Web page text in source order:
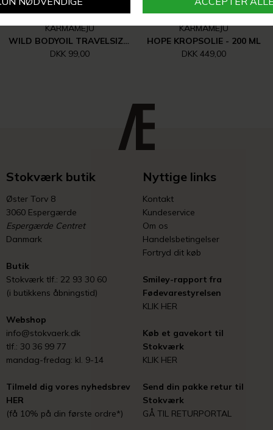
KARMAMEJU
WILD BODYOIL TRAVELSIZE - 50 ML
DKK 99,00
KARMAMEJU
HOPE KROPSOLIE - 200 ML
DKK 449,00
Stokværk butik
Øster Torv 8
3060 Espergærde
Espergærde Centret
Danmark
Butik
Stokværk tlf.: 22 93 30 60
(i butikkens åbningstid)
Webshop
info@stokvaerk.dk
tlf.: 30 36 99 77
mandag-fredag: kl. 9-14
Tilmeld dig vores nyhedsbrev
HER
(få 10% på din første ordre*)
Nyttige links
Kontakt
Kundeservice
Om os
Handelsbetingelser
Fortryd dit køb
Smiley-rapport fra
Fødevarestyrelsen
KLIK HER
Køb et gavekort til
Stokværk
KLIK HER
Send din pakke retur til
Stokværk
GÅ TIL RETURPORTAL